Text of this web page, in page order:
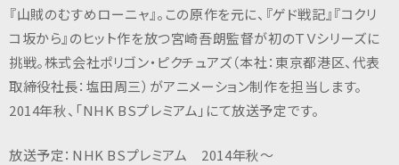
n
c
『山賊のむすめローニャ』。この原作を元に、『ゲド戦記』『コクリ
コ坂から』のヒット作を放つ宮崎吾朗監督が初のＴＶシリーズに
挑戦。株式会社ポリゴン・ピクチュアズ（本社：東京都港区、代表
取締役社長：塩田周三）がアニメーション制作を担当します。
2014年秋、「NHK BSプレミアム」にて放送予定です。
放送予定：NHK BSプレミアム 2014年秋～